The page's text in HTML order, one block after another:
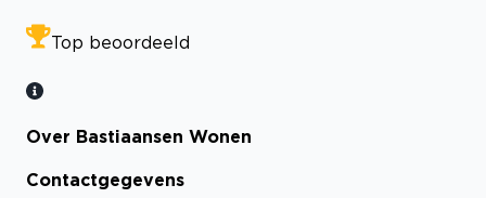
Top beoordeeld
Over Bastiaansen Wonen
Contactgegevens